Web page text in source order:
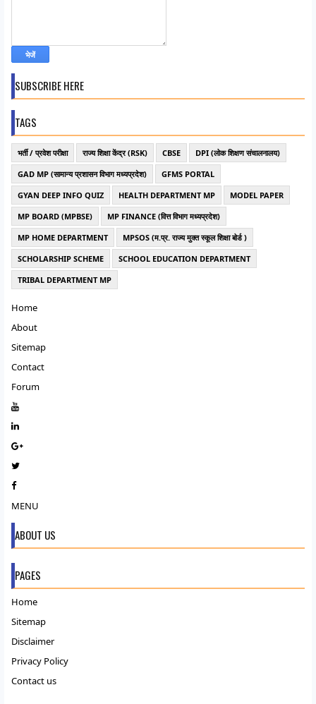
SUBSCRIBE HERE
TAGS
भर्ती / प्रवेश परीक्षा राज्य शिक्षा केंद्र (RSK) CBSE
DPI (लोक शिक्षण संचालनालय)
GAD MP (सामान्य प्रशासन विभाग मध्यप्रदेश)
GFMS PORTAL
GYAN DEEP INFO QUIZ
HEALTH DEPARTMENT MP
MODEL PAPER
MP BOARD (MPBSE)
MP FINANCE (वित्त विभाग मध्यप्रदेश)
MP HOME DEPARTMENT
MPSOS (म.प्र. राज्य मुक्त स्कूल शिक्षा बोर्ड )
SCHOLARSHIP SCHEME
SCHOOL EDUCATION DEPARTMENT
TRIBAL DEPARTMENT MP
Home
About
Sitemap
Contact
Forum
MENU
ABOUT US
PAGES
Home
Sitemap
Disclaimer
Privacy Policy
Contact us